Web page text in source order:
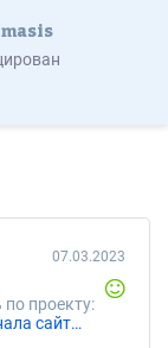
masis
проекту:
«Доработка дополнительного функционала сайта»
07.03.2023